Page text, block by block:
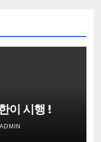
이 시행 !